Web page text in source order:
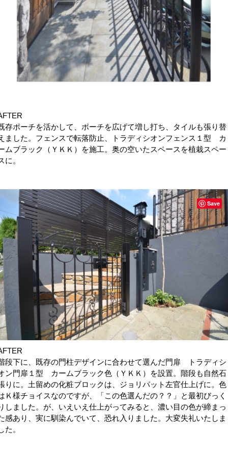
存ポーチを活かして、ポーチを広げて増し打ち、タイルも張り替
ました。フェンスで転落防止、トラディシオンフェンス１型 カ
ムブラック（ＹＫＫ）を施工。奥の空いたスペースを植栽スペー
に。
段下に、既存の門柱デザインに合わせて選んだ門扉 トラディシ
ン門扉１型 カームブラック色（ＹＫＫ）を設置。階段も自然石
りに。土留めの化粧ブロックは、ジョリパット左官仕上げに。色
Ｋ様チョイスなのですが、「この色選んだの？？」と最初びっく
しました。が、いえいえ仕上がってみると、濃い目の色が締まっ
感あり、実に馴染んでいて、恐れ入りました。大変失礼いたしま
た。
Save